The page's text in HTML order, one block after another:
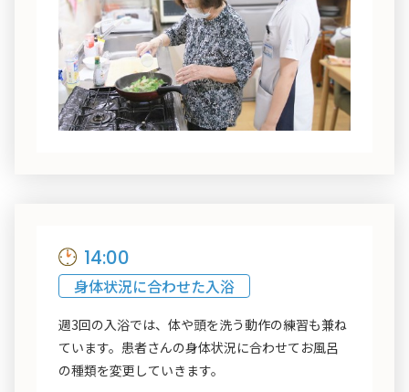
14:00
身体状況に合わせた入浴
週3回の入浴では、体や頭を洗う動作の練習も兼ね
ています。患者さんの身体状況に合わせてお風呂
の種類を変更していきます。